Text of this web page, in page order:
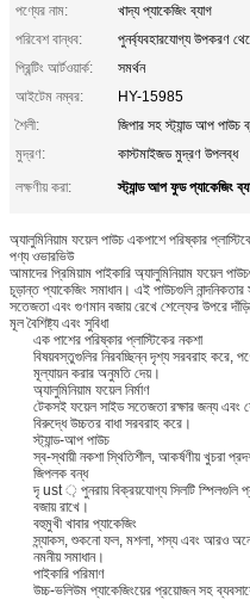
পণ্যের নাম:
খাদ্য প্যাকেজিং ব্যাগ
পরিবেশ বান্ধব:
পুনর্ব্যবহারযোগ্য উপকরণ
প্রিন্টিং আর্টওয়ার্ক:
সমর্থন
আইটেম নম্বর:
HY-15985
শৈলী:
জিপার সহ স্ট্যান্ড আপ পাউচ
মুদ্রণ:
কাস্টমাইজড মুদ্রণ উপলব্ধ
লক্ষণীয় করা:
স্ট্যান্ড আপ ফুড প্যাকেজিং
অ্যালুমিনিয়াম ফয়েল পাউচ একপাশে পরিষ্কার
পণ্য ওভারভিউ
আমাদের প্রিমিয়াম পাইকারি অ্যালুমিনিয়াম ফয়েল
চূড়ান্ত প্যাকেজিং সমাধান। এই পাউচগুলি
সতেজতা এবং গুণমান বজায় রেখে শেল্ফের উপরে
মূল বৈশিষ্ট্য এবং সুবিধা
এক পাশের পরিষ্কার প্লাস্টিকের নকশা
বিষয়বস্তুগুলির নিরবচ্ছিন্ন দৃশ্য সরবরাহ করে,
মূল্যায়ন করার অনুমতি দেয়।
অ্যালুমিনিয়াম ফয়েল নির্মাণ
টেকসই ফয়েল সাইড সতেজতা রক্ষার জন্য এবং
বিরুদ্ধে উচ্চতর বাধা সরবরাহ করে।
স্ট্যান্ড-আপ পাউচ
স্ব-স্থায়ী নকশা স্থিতিশীল, আকর্ষণীয় খুচরা
জিপলক বন্ধ
দৃ ust ় পুনরায় বিক্রয়যোগ্য সিলটি স্পিলগুলি
বজায় রাখে।
বহুমুখী খাবার প্যাকেজিং
স্ন্যাকস, শুকনো ফল, মশলা, শস্য এবং আরও
নমনীয় সমাধান।
পাইকারি পরিমাণ
উচ্চ-ভলিউম প্যাকেজিংয়ের প্রয়োজন সহ